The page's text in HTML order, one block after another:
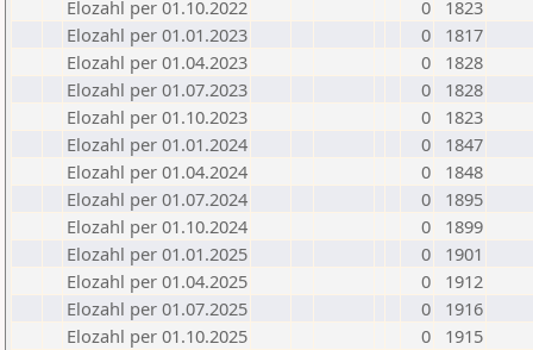
Elozahl per 01.10.2022
0
1823
Elozahl per 01.01.2023
0
1817
Elozahl per 01.04.2023
0
1828
Elozahl per 01.07.2023
0
1828
Elozahl per 01.10.2023
0
1823
Elozahl per 01.01.2024
0
1847
Elozahl per 01.04.2024
0
1848
Elozahl per 01.07.2024
0
1895
Elozahl per 01.10.2024
0
1899
Elozahl per 01.01.2025
0
1901
Elozahl per 01.04.2025
0
1912
Elozahl per 01.07.2025
0
1916
Elozahl per 01.10.2025
0
1915